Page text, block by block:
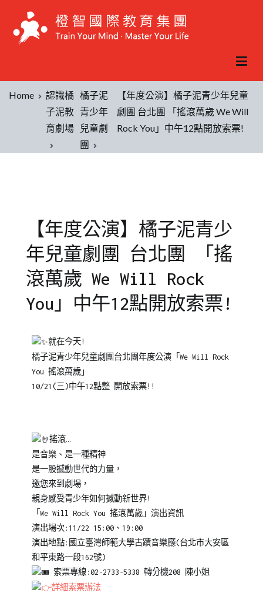
Home
認識橘
子泥教
育劇場
橘子泥
青少年
兒童劇
團
【年度公演】橘子泥青少年兒童
劇團 台北團 「搖滾萬歲 We Will
Rock You」中午12點開放索票!
【年度公演】橘子泥青少
年兒童劇團 台北團 「搖
滾萬歲 We Will Rock
You」中午12點開放索票!
on
2020-
10-
21
in
橘
子
泥
年
兒
童
劇
團
人
際
社
交,
公
演,
戲
劇
表
橘
子
泥
劇
團,
就在今天!
橘子泥青少年兒童劇團台北團年度公演「We Will Rock
You 搖滾萬歲」
10/21(三)中午12點整 開放索票!!
搖滾…
是音樂、是一種精神
是一股撼動世代的力量，
邀您來到劇場，
親身感受青少年如何撼動新世界!
「We Will Rock You 搖滾萬歲」演出資訊
演出場次:11/22 15:00、19:00
演出地點:國立臺灣師範大學古蹟音樂廳(台北市大安區
和平東路一段162號)
索票專線:02-2733-5338 轉分機208 陳小姐
詳細索票辦法